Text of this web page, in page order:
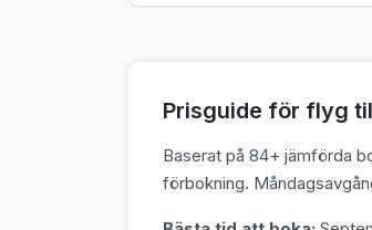
Prisguide för flyg
Baserat på 84+ jämförda
förbokning.